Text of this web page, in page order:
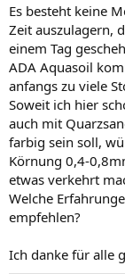
Es besteht keine
Zeit auszulagern,
einem Tag
ADA Aquasoil
anfangs zu viele
Soweit ich hier
auch mit
farbig sein soll,
Körnung 0,4-
etwas verkehrt
Welche
empfehlen?
Ich danke für alle